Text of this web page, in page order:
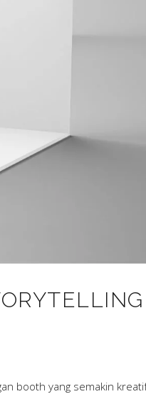
booth yang semakin